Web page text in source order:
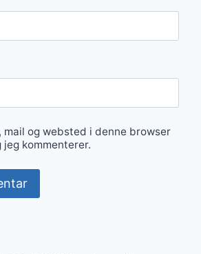
mail og websted i denne browser
kommenterer.